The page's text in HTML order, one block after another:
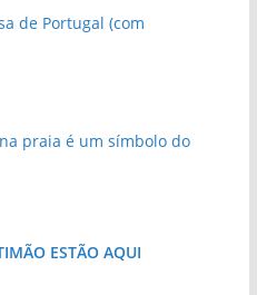
de Portugal (com
praia é um símbolo do
ESTÃO AQUI